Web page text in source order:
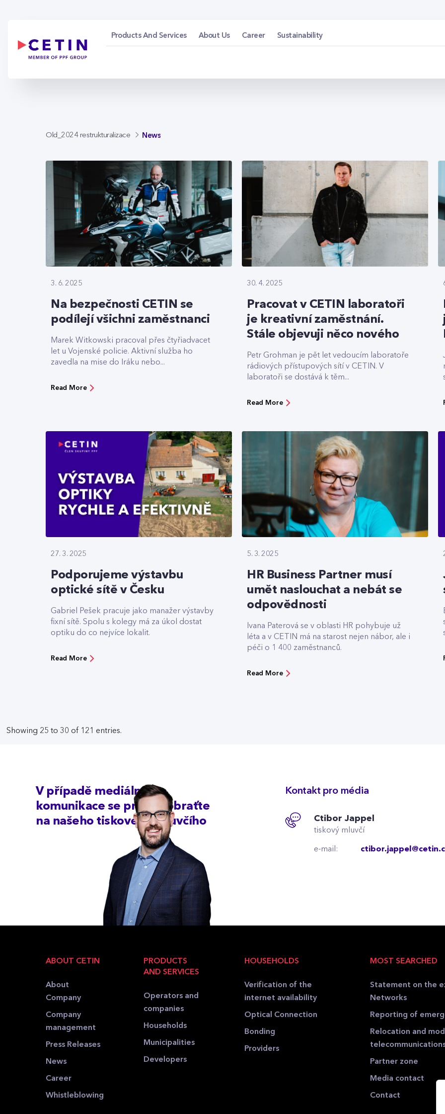
Products And Services About Us Career Sustainability
Old_2024 restrukturalizace News
3. 6. 2025
Na bezpečnosti CETIN se
podílejí všichni zaměstnanci
Marek Witkowski pracoval přes čtyřiadvacet
let u Vojenské policie. Aktivní služba ho
zavedla na mise do Iráku nebo...
Read More
30. 4. 2025
Pracovat v CETIN laboratoři
je kreativní zaměstnání.
Stále objevuji něco nového
Petr Grohman je pět let vedoucím laboratoře
rádiových přístupových sítí v CETIN. V
laboratoři se dostává k těm...
Read More
27. 3. 2025
Podporujeme výstavbu
optické sítě v Česku
Gabriel Pešek pracuje jako manažer výstavby
fixní sítě. Spolu s kolegy má za úkol dostat
optiku do co nejvíce lokalit.
Read More
5. 3. 2025
HR Business Partner musí
umět naslouchat a nebát se
odpovědnosti
Ivana Paterová se v oblasti HR pohybuje už
léta a v CETIN má na starost nejen nábor, ale i
péči o 1 400 zaměstnanců.
Read More
Showing 25 to 30 of 121 entries.
V případě mediální
komunikace se prosím obraťte
na našeho tiskového mluvčího
Kontakt pro média
Ctibor Jappel
tiskový mluvčí
e-mail:
ABOUT CETIN
About
Company
Company
management
Press Releases
News
Career
Whistleblowing
PRODUCTS
AND SERVICES
Operators and
companies
Households
Municipalities
Developers
HOUSEHOLDS
Verification of the
internet availability
Optical Connection
Bonding
Providers
MOST SEARCHED
Statement on the
Networks
Reporting of
Relocation and
Partner zone
Media contact
Contact